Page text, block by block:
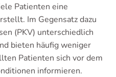
Patienten eine
Im Gegensatz dazu
(PKV) unterschiedlich
bieten häufig weniger
Patienten sich vor dem
informieren.